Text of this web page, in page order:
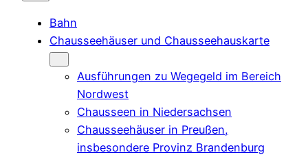
Bahn
Chausseehäuser und Chausseehauskarte
Ausführungen zu Wegegeld im Bereich
Nordwest
Chausseen in Niedersachsen
Chausseehäuser in Preußen,
insbesondere Provinz Brandenburg